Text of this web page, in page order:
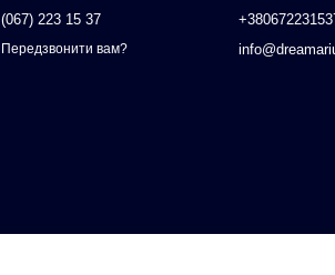
(067) 223 15 37
Передзвонити вам?